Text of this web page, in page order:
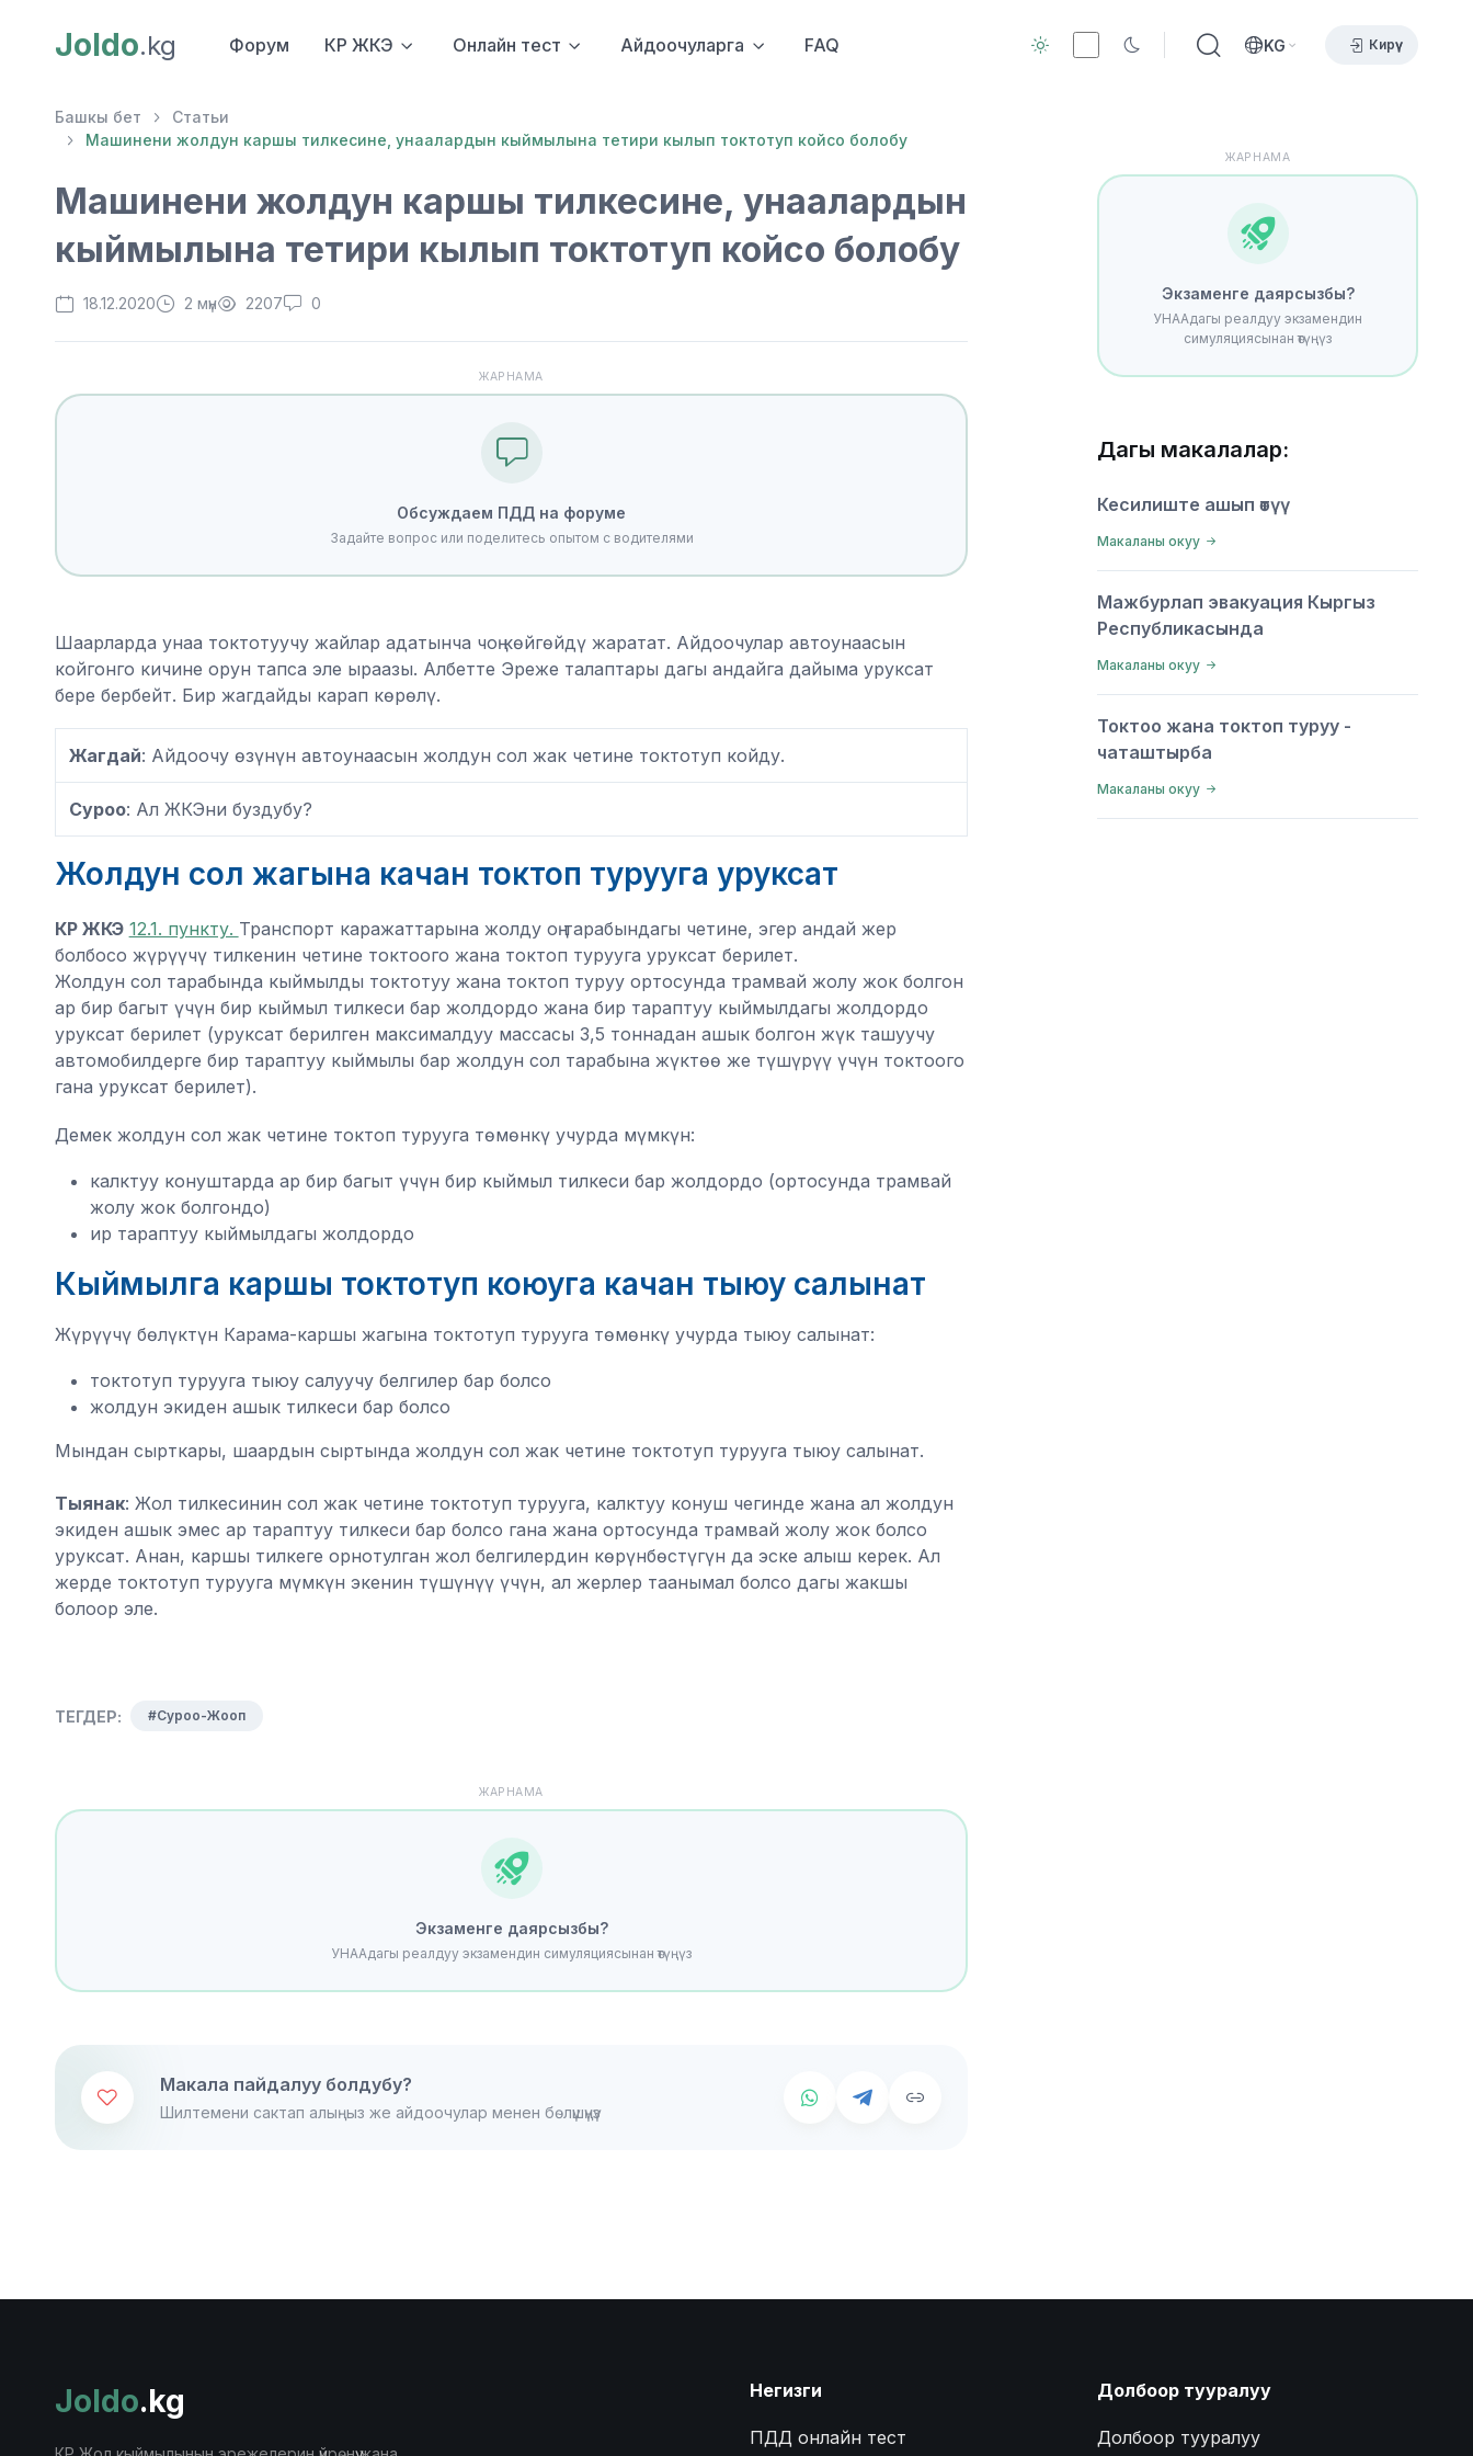
Joldo.kg KG Кирүү
Форум КР ЖКЭ Онлайн тест Айдоочуларга FAQ
Башкы бет
Статьи
Машинени жолдун каршы тилкесине, унаалардын кыймылына тетири кылып токтотуп койсо болобу
Машинени жолдун каршы тилкесине, унаалардын
кыймылына тетири кылып токтотуп койсо болобу
18.12.2020 2 мүн 2207 0
ЖАРНАМА
Обсуждаем ПДД на форуме
Задайте вопрос или поделитесь опытом с водителями
Шаарларда унаа токтотуучу жайлар адатынча чоң көйгөйдү жаратат. Айдоочулар автоунаасын
койгонго кичине орун тапса эле ыраазы. Албетте Эреже талаптары дагы андайга дайыма уруксат
бере бербейт. Бир жагдайды карап көрөлү.
Жагдай: Айдоочу өзүнүн автоунаасын жолдун сол жак четине токтотуп койду.
Суроо: Ал ЖКЭни буздубу?
Жолдун сол жагына качан токтоп турууга уруксат
КР ЖКЭ 12.1. пункту. Транспорт каражаттарына жолду оң тарабындагы четине, эгер андай жер
болбосо жүрүүчү тилкенин четине токтоого жана токтоп турууга уруксат берилет.
Жолдун сол тарабында кыймылды токтотуу жана токтоп туруу ортосунда трамвай жолу жок болгон
ар бир багыт үчүн бир кыймыл тилкеси бар жолдордо жана бир тараптуу кыймылдагы жолдордо
уруксат берилет (уруксат берилген максималдуу массасы 3,5 тоннадан ашык болгон жүк ташуучу
автомобилдерге бир тараптуу кыймылы бар жолдун сол тарабына жүктөө же түшүрүү үчүн токтоого
гана уруксат берилет).
Демек жолдун сол жак четине токтоп турууга төмөнкү учурда мүмкүн:
калктуу конуштарда ар бир багыт үчүн бир кыймыл тилкеси бар жолдордо (ортосунда трамвай
жолу жок болгондо)
ир тараптуу кыймылдагы жолдордо
Кыймылга каршы токтотуп коюуга качан тыюу салынат
Жүрүүчү бөлүктүн Карама-каршы жагына токтотуп турууга төмөнкү учурда тыюу салынат:
токтотуп турууга тыюу салуучу белгилер бар болсо
жолдун экиден ашык тилкеси бар болсо
Мындан сырткары, шаардын сыртында жолдун сол жак четине токтотуп турууга тыюу салынат.
Тыянак: Жол тилкесинин сол жак четине токтотуп турууга, калктуу конуш чегинде жана ал жолдун
экиден ашык эмес ар тараптуу тилкеси бар болсо гана жана ортосунда трамвай жолу жок болсо
уруксат. Анан, каршы тилкеге орнотулган жол белгилердин көрүнбөстүгүн да эске алыш керек. Ал
жерде токтотуп турууга мүмкүн экенин түшүнүү үчүн, ал жерлер таанымал болсо дагы жакшы
болоор эле.
ТЕГДЕР: #Суроо-Жооп
ЖАРНАМА
Экзаменге даярсызбы?
УНААдагы реалдуу экзамендин симуляциясынан өтүңүз
Макала пайдалуу болдубу?
Шилтемени сактап алыңыз же айдоочулар менен бөлүшүңүз
ЖАРНАМА
Экзаменге даярсызбы?
УНААдагы реалдуу экзамендин
симуляциясынан өтүңүз
Дагы макалалар:
Кесилиште ашып өтүү
Макаланы окуу
Мажбурлап эвакуация Кыргыз
Республикасында
Макаланы окуу
Токтоо жана токтоп туруу -
чаташтырба
Макаланы окуу
Joldo.kg Негизги
ПДД онлайн тест
Долбоор тууралуу
Долбоор тууралуу